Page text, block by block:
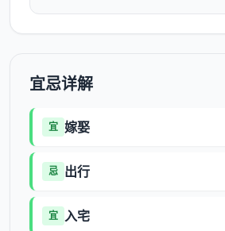
宜忌详解
宜 嫁娶
忌 出行
宜 入宅